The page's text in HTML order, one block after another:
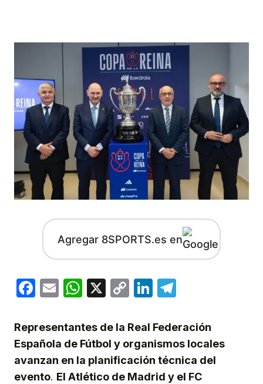
Agregar 8SPORTS.es en
Facebook
EmailWhatsApp
X
CopyLinkedIn
Representantes de la Real Federación
Española de Fútbol y organismos locales
avanzan en la planificación técnica del
evento. El Atlético de Madrid y el FC